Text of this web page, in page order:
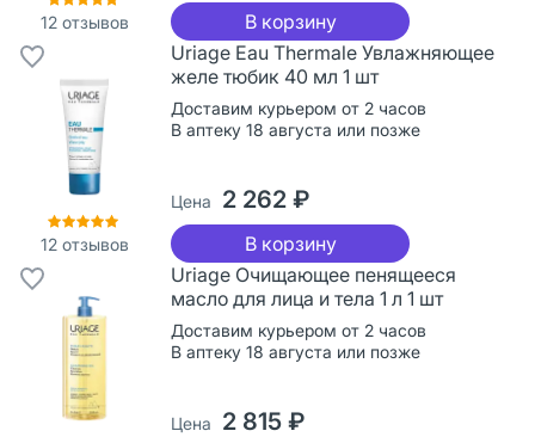
12 отзывов В корзину
12 отзывов
Uriage Eau Thermale Увлажняющее
желе тюбик 40 мл 1 шт
Доставим курьером от 2 часов
В аптеку 18 августа или позже
Цена 2 262 ₽
В корзину
Uriage Очищающее пенящееся
масло для лица и тела 1 л 1 шт
Доставим курьером от 2 часов
В аптеку 18 августа или позже
Цена 2 815 ₽